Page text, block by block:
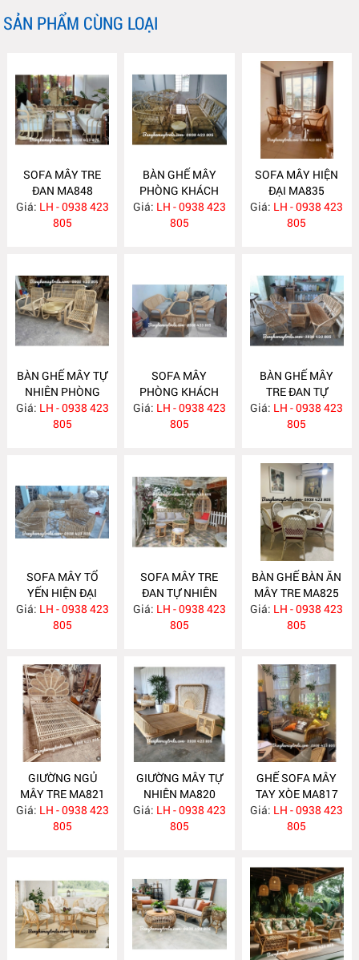
SẢN PHẨM CÙNG LOẠI
SOFA MÂY TRE
ĐAN MA848
Giá: LH - 0938 423
805
BÀN GHẾ MÂY
PHÒNG KHÁCH
MA839
Giá: LH - 0938 423
805
SOFA MÂY HIỆN
ĐẠI MA835
Giá: LH - 0938 423
805
BÀN GHẾ MÂY TỰ
NHIÊN PHÒNG
KHÁCH MA834
Giá: LH - 0938 423
805
SOFA MÂY
PHÒNG KHÁCH
HIỆN ĐẠI MA833
Giá: LH - 0938 423
805
BÀN GHẾ MÂY
TRE ĐAN TỰ
NHIÊN MA832
Giá: LH - 0938 423
805
SOFA MÂY TỔ
YẾN HIỆN ĐẠI
MA831
Giá: LH - 0938 423
805
SOFA MÂY TRE
ĐAN TỰ NHIÊN
MA830
Giá: LH - 0938 423
805
BÀN GHẾ BÀN ĂN
MÂY TRE MA825
Giá: LH - 0938 423
805
GIƯỜNG NGỦ
MÂY TRE MA821
Giá: LH - 0938 423
805
GIƯỜNG MÂY TỰ
NHIÊN MA820
Giá: LH - 0938 423
805
GHẾ SOFA MÂY
TAY XÒE MA817
Giá: LH - 0938 423
805